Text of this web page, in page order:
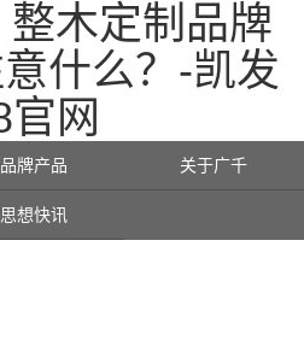
木定制品牌
什么？-凯发
官网
品牌产品 关于广千
思想快讯